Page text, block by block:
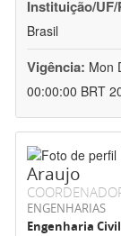
Instituição/UF/
Brasil
Vigência: Mon
00:00:00 BRT
Araujo
ENGENHARIAS
Engenharia Civil